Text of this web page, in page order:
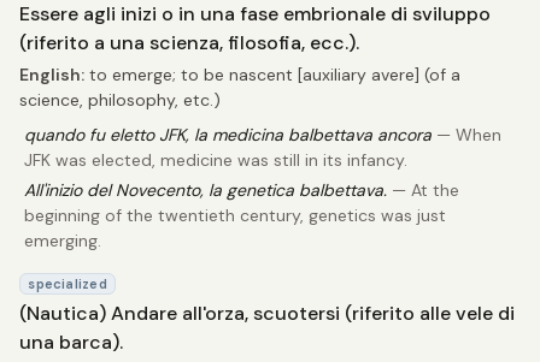
Essere agli inizi o in una fase embrionale di sviluppo
(riferito a una scienza, filosofia, ecc.).
English: to emerge; to be nascent [auxiliary avere] (of a
science, philosophy, etc.)
quando fu eletto JFK, la medicina balbettava ancora — When
JFK was elected, medicine was still in its infancy.
All'inizio del Novecento, la genetica balbettava. — At the
beginning of the twentieth century, genetics was just
emerging.
specialized
(Nautica) Andare all'orza, scuotersi (riferito alle vele di
una barca).